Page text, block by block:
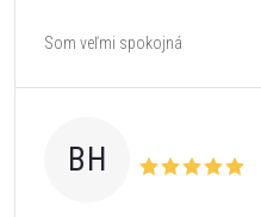
Som veľmi spokojná
BH